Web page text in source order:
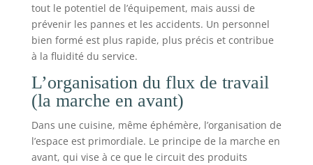
tout le potentiel de l’équipement, mais aussi de
prévenir les pannes et les accidents. Un personnel
bien formé est plus rapide, plus précis et contribue
à la fluidité du service.
L’organisation du flux de travail
(la marche en avant)
Dans une cuisine, même éphémère, l’organisation de
l’espace est primordiale. Le principe de la marche en
avant, qui vise à ce que le circuit des produits